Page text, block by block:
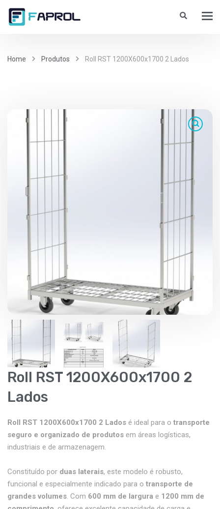
Home Produtos Roll RST 1200X600x1700 2 Lados
Roll RST 1200X600x1700 2
Lados
Roll RST 1200X600x1700 2 Lados é ideal para o transporte
seguro e organizado de produtos em áreas logísticas,
industriais e de armazenagem.
Constituído por duas laterais, este modelo é robusto,
funcional e especialmente indicado para o transporte de
grandes volumes. Com 600 mm de largura e 1200 mm de